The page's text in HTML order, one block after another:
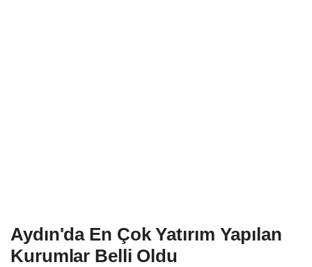
Aydın'da En Çok Yatırım Yapılan
Kurumlar Belli Oldu